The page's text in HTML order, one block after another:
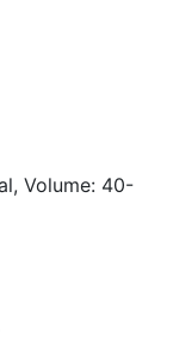
Volume: 40-